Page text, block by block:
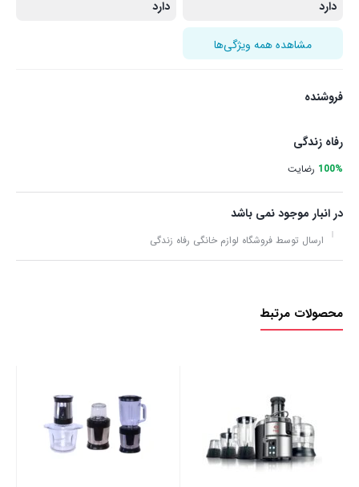
دارد دارد
مشاهده همه ویژگی‌ها
فروشنده
رفاه زندگی
100% رضایت
در انبار موجود نمی باشد
ارسال توسط فروشگاه لوازم خانگی رفاه زندگی
محصولات مرتبط